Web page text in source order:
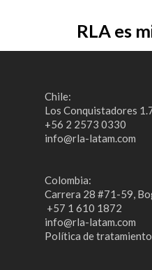
RLA es
Chile:
Los Conquistadores
+56 2 2573 0330
info@rla-latam.com
​Colombia:
Carrera 28 #71-59,
​ +57 1 610 1872
info@rla-latam.com
Política de